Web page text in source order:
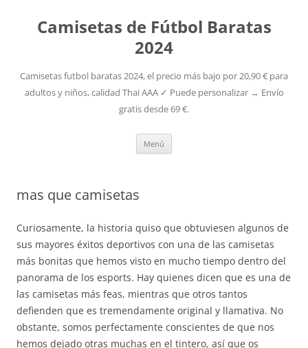
Camisetas de Fútbol Baratas
2024
Camisetas futbol baratas 2024, el precio más bajo por 20,90 € para
adultos y niños, calidad Thai AAA ✓ Puede personalizar → Envío
gratis desde 69 €.
Menú
mas que camisetas
Curiosamente, la historia quiso que obtuviesen algunos de
sus mayores éxitos deportivos con una de las camisetas
más bonitas que hemos visto en mucho tiempo dentro del
panorama de los esports. Hay quienes dicen que es una de
las camisetas más feas, mientras que otros tantos
defienden que es tremendamente original y llamativa. No
obstante, somos perfectamente conscientes de que nos
hemos dejado otras muchas en el tintero, así que os